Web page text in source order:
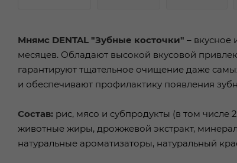
Мнямс DENTAL "Зубные косточки" – вкусное
месяцев. Обладают высокой вкусовой
гарантируют тщательное очищение даже
и обеспечивают профилактику появления
Состав: рис, мясо и субпродукты (в том числе
животные жиры, дрожжевой экстракт,
натуральные ароматизаторы, натуральный